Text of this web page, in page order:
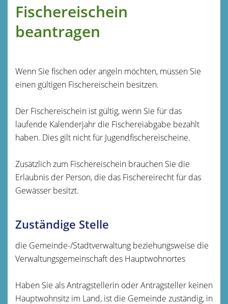
Fischereischein
beantragen
Wenn Sie fischen oder angeln möchten, müssen Sie
einen gültigen Fischereischein besitzen.
Der Fischereischein ist gültig, wenn Sie für das
laufende Kalenderjahr die Fischereiabgabe bezahlt
haben. Dies gilt nicht für Jugendfischereischeine.
Zusätzlich zum Fischereischein brauchen Sie die
Erlaubnis der Person, die das Fischereirecht für das
Gewässer besitzt.
Zuständige Stelle
die Gemeinde-/Stadtverwaltung beziehungsweise die
Verwaltungsgemeinschaft des Hauptwohnortes
Haben Sie als Antragstellerin oder Antragsteller keinen
Hauptwohnsitz im Land, ist die Gemeinde zuständig, in